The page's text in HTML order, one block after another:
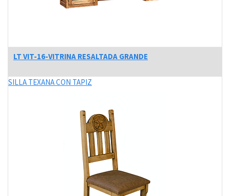
LT VIT-16-VITRINA RESALTADA GRANDE
SILLA TEXANA CON TAPIZ